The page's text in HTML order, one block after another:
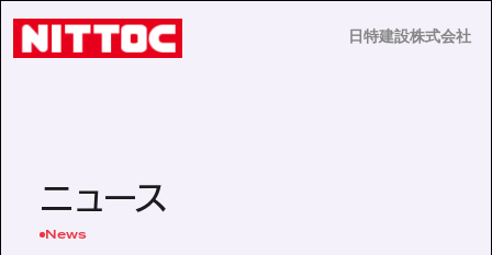
日特建設株式会社
日特建設株式会社
ニュース
News